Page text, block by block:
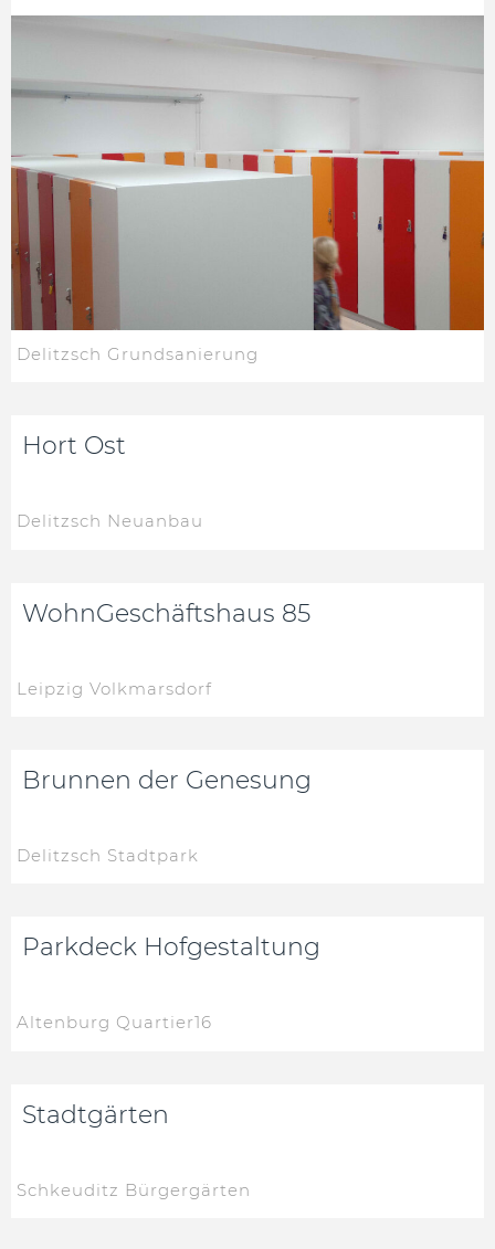
Delitzsch Grundsanierung
Hort Ost
Delitzsch Neuanbau
WohnGeschäftshaus 85
Leipzig Volkmarsdorf
Brunnen der Genesung
Delitzsch Stadtpark
Parkdeck Hofgestaltung
Altenburg Quartier16
Stadtgärten
Schkeuditz Bürgergärten